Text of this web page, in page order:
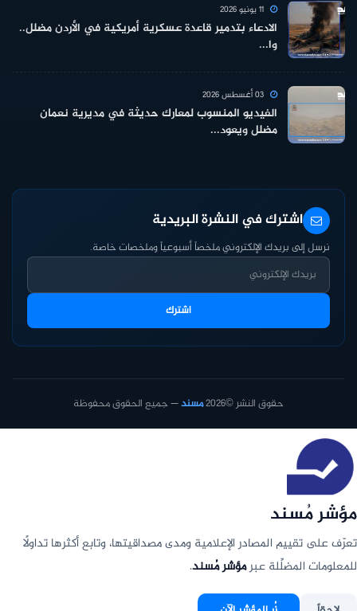
الادعاء بتدمير قاعدة عسكرية أمريكية في الأردن مضلل..
وا...
الفيديو المنسوب لمعارك حديثة في مديرية نعمان
مضلل ويعود...
اشترك في النشرة البريدية
نرسل إلى بريدك الإلكتروني ملخصاً أسبوعياً وملخصات خاصة.
اشترك
حقوق النشر ©2026 مسند— جميع الحقوق محفوظة
مؤشر مُسند
تعرّف على تقييم المصادر الإعلامية ومدى مصداقيتها، وتابع أكثرها تداولًا
للمعلومات المضلِّلة عبرمؤشر مُسند.